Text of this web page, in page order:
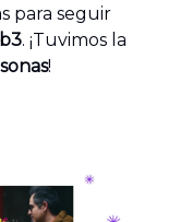
para seguir
. ¡Tuvimos la
!